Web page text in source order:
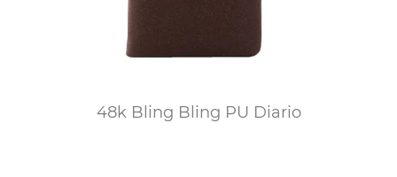
48k Bling Bling PU Diario